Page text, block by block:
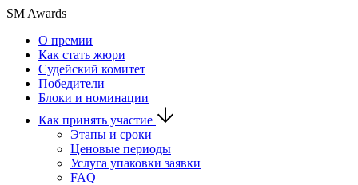
SM Awards
О премии
Как стать жюри
Судейский комитет
Победители
Блоки и номинации
Как принять участие
Этапы и сроки
Ценовые периоды
Услуга упаковки заявки
FAQ